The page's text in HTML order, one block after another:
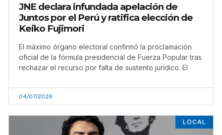
JNE declara infundada apelación de
Juntos por el Perú y ratifica elección de
Keiko Fujimori
El máximo órgano electoral confirmó la proclamación
oficial de la fórmula presidencial de Fuerza Popular tras
rechazar el recurso por falta de sustento jurídico. El
04/07/2026
LOCAL